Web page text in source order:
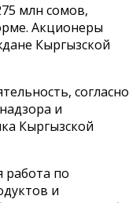
млн сомов,
Акционеры
Кыргызской
согласно
и
Кыргызской
работа по
и